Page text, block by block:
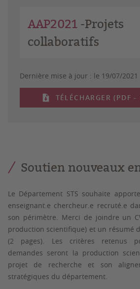
AAP2021 -Projets
collaboratifs
Dernière mise à jour : le 19/07/2021
TÉLÉCHARGER (PDF
Soutien nouveaux
Le Département STS souhaite
enseignant.e chercheur.e recruté.e
son périmètre. Merci de joindre un
production scientifique) et un résumé
(2 pages). Les critères retenus
demandes seront la production
projet de recherche et son
stratégiques du département.